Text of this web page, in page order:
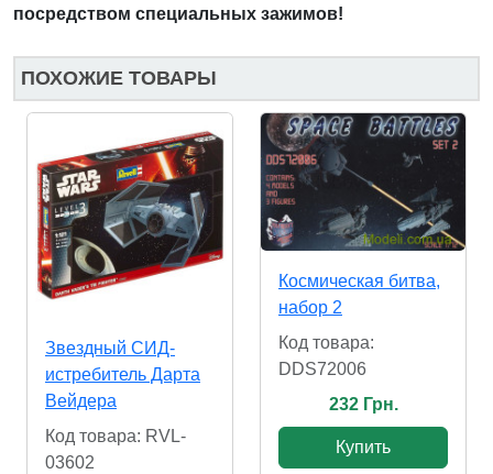
посредством специальных зажимов!
ПОХОЖИЕ ТОВАРЫ
Звездный СИД-
истребитель Дарта
Вейдера
Код товара: RVL-
03602
Космическая битва,
набор 2
Код товара:
DDS72006
232 Грн.
Купить